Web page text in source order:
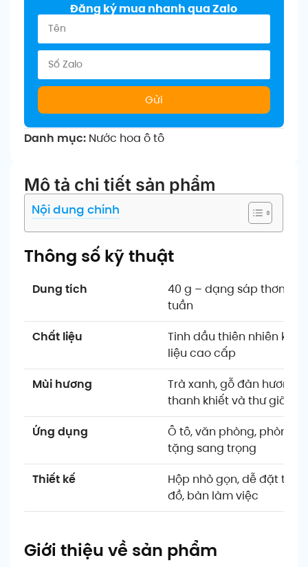
Đăng ký mua nhanh qua Zalo
Gửi
Danh mục: Nước hoa ô tô
Mô tả chi tiết sản phẩm
Nội dung chính
Thông số kỹ thuật
Dung tích
40 g – dạng sáp thơm
tuần
Chất liệu
Tinh dầu thiên nhiên kết
liệu cao cấp
Mùi hương
Trà xanh, gỗ đàn hương,
thanh khiết và thư giãn
Ứng dụng
Ô tô, văn phòng, phòng
tặng sang trọng
Thiết kế
Hộp nhỏ gọn, dễ đặt tại
đồ, bàn làm việc
Giới thiệu về sản phẩm